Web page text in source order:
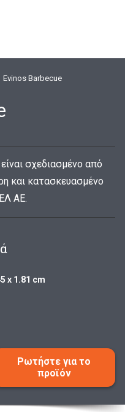
Evinos Barbecue
σχεδιασμένο από
και κατασκευασμένο
ΑΕ.
x 1.81 cm
Ρωτήστε για το
προϊόν